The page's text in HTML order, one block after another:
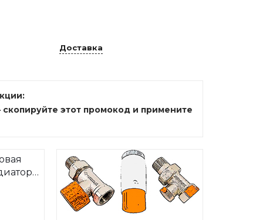
Доставка
скопируйте этот промокод и примените